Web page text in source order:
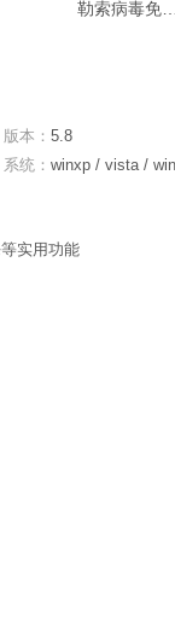
版本： 5.8
系统： winxp / vista /
实用功能